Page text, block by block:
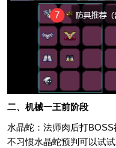
二、机械一王前阶段
水晶蛇：法师肉后打
不习惯水晶蛇预判可以试